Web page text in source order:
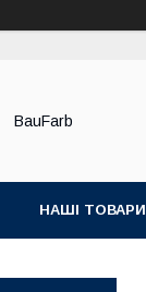
BauFarb
НАШІ ТОВАРИ